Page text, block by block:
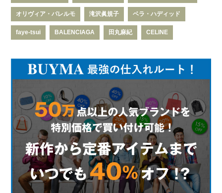
オリヴィア・パレルモ 滝沢眞規子 ベラ・ハディッド
faye-tsui BALENCIAGA 田丸麻紀 CELINE